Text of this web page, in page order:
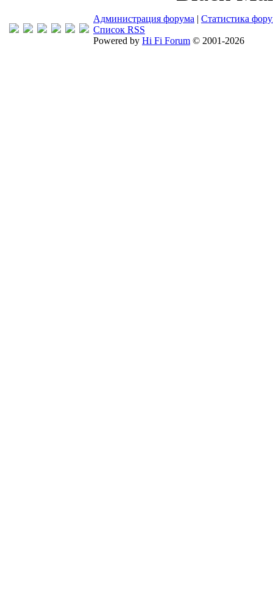
Администрация форума | Статистика
Список RSS
Powered by Hi Fi Forum © 2001-2026